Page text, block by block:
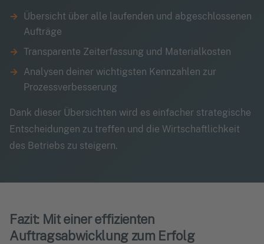
Übersicht über alle laufenden und abgeschlossenen
Aufträge
Transparente Zeiterfassung und Materialkosten
Analysen deiner wichtigsten Kennzahlen zur
Prozessverbesserung
Dank dieser Übersichten wird es einfacher strategische
Entscheidungen zu treffen und die Wirtschaftlichkeit
des Betriebs zu steigern.
Fazit: Mit einer effizienten
Auftragsabwicklung zum Erfolg